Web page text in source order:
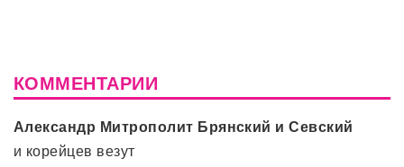
КОММЕНТАРИИ
Александр Митрополит Брянский и Севский
и корейцев везут